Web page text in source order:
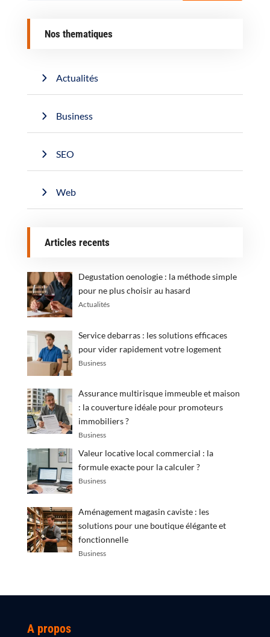
Nos thematiques
Actualités
Business
SEO
Web
Articles recents
Degustation oenologie : la méthode simple
pour ne plus choisir au hasard
Actualités
Service debarras : les solutions efficaces
pour vider rapidement votre logement
Business
Assurance multirisque immeuble et maison
: la couverture idéale pour promoteurs
immobiliers ?
Business
Valeur locative local commercial : la
formule exacte pour la calculer ?
Business
Aménagement magasin caviste : les
solutions pour une boutique élégante et
fonctionnelle
Business
A propos